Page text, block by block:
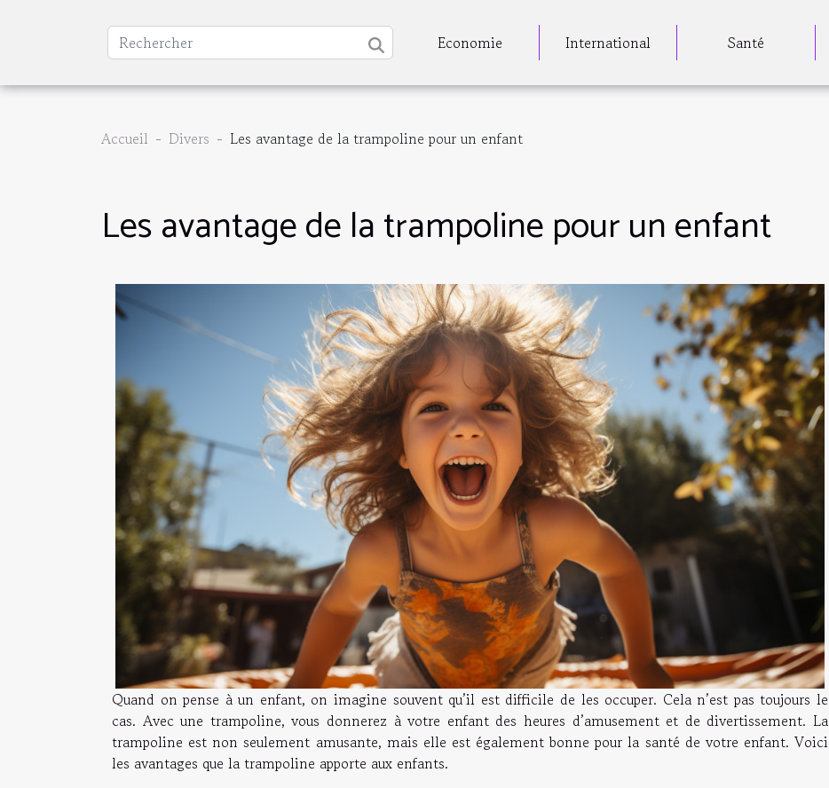
Economie International Santé
Accueil Divers Les avantage de la trampoline pour un enfant
Les avantage de la trampoline pour un enfant
Quand on pense à un enfant, on imagine souvent qu’il est difficile de les occuper. Cela n’est pas toujours le
cas. Avec une trampoline, vous donnerez à votre enfant des heures d’amusement et de divertissement. La
trampoline est non seulement amusante, mais elle est également bonne pour la santé de votre enfant. Voici
les avantages que la trampoline apporte aux enfants.